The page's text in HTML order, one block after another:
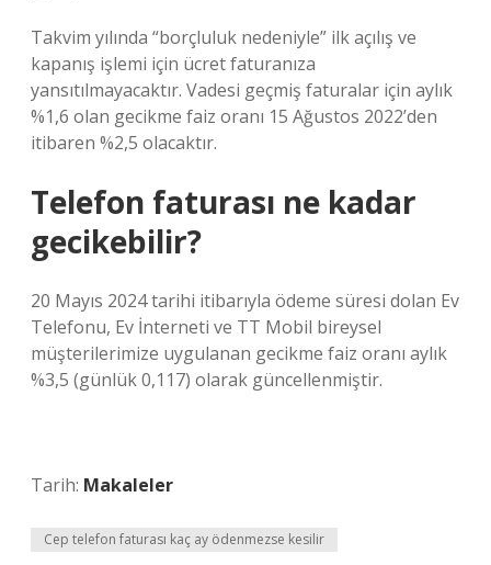
Takvim yılında “borçluluk nedeniyle” ilk açılış ve
kapanış işlemi için ücret faturanıza
yansıtılmayacaktır. Vadesi geçmiş faturalar için aylık
%1,6 olan gecikme faiz oranı 15 Ağustos 2022’den
itibaren %2,5 olacaktır.
Telefon faturası ne kadar
gecikebilir?
20 Mayıs 2024 tarihi itibarıyla ödeme süresi dolan Ev
Telefonu, Ev İnterneti ve TT Mobil bireysel
müşterilerimize uygulanan gecikme faiz oranı aylık
%3,5 (günlük 0,117) olarak güncellenmiştir.
Tarih: Makaleler
Cep telefon faturası kaç ay ödenmezse kesilir